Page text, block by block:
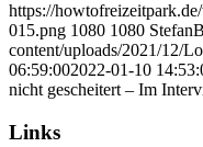
https://
015.png 1080 1080
content/uploads/2021/12/
06:59:002022-01-10
nicht gescheitert – Im
Links